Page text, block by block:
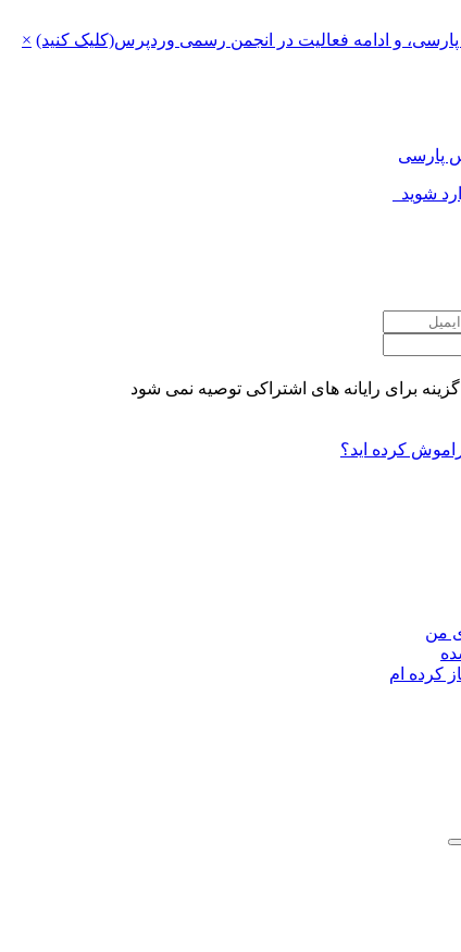
و ادامه فعالیت در انجمن رسمی وردپرس(کلیک کنید) ×
شوید
گزینه برای رایانه های اشتراکی توصیه نمی شود
کرده اید؟
من
کرده ام